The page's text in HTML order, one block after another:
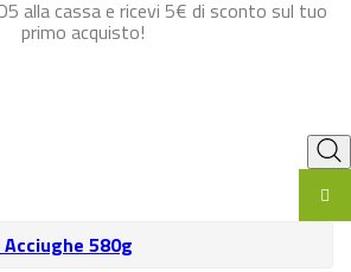
alla cassa e ricevi 5€ di sconto sul tuo
primo acquisto!
580g